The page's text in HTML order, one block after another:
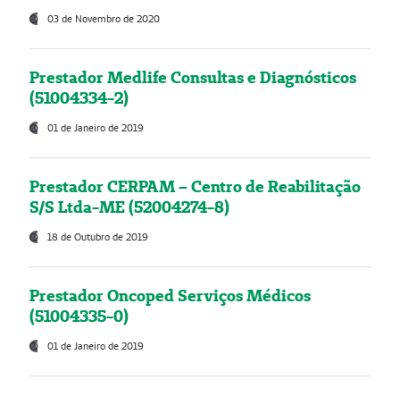
03 de Novembro de 2020
Prestador Medlife Consultas e Diagnósticos
(51004334-2)
01 de Janeiro de 2019
Prestador CERPAM – Centro de Reabilitação
S/S Ltda-ME (52004274-8)
18 de Outubro de 2019
Prestador Oncoped Serviços Médicos
(51004335-0)
01 de Janeiro de 2019